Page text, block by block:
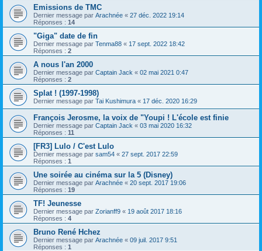
Emissions de TMC
Dernier message par Arachnée « 27 déc. 2022 19:14
Réponses : 14
"Giga" date de fin
Dernier message par Tenma88 « 17 sept. 2022 18:42
Réponses : 2
A nous l'an 2000
Dernier message par Captain Jack « 02 mai 2021 0:47
Réponses : 2
Splat ! (1997-1998)
Dernier message par Tai Kushimura « 17 déc. 2020 16:29
François Jerosme, la voix de "Youpi ! L'école est finie
Dernier message par Captain Jack « 03 mai 2020 16:32
Réponses : 11
[FR3] Lulo / C'est Lulo
Dernier message par sam54 « 27 sept. 2017 22:59
Réponses : 1
Une soirée au cinéma sur la 5 (Disney)
Dernier message par Arachnée « 20 sept. 2017 19:06
Réponses : 19
TF! Jeunesse
Dernier message par Zorianff9 « 19 août 2017 18:16
Réponses : 4
Bruno René Hchez
Dernier message par Arachnée « 09 juil. 2017 9:51
Réponses : 1